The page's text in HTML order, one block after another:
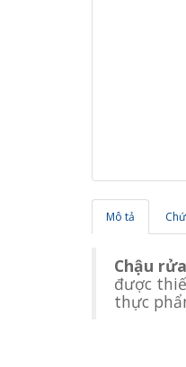
Mô tả
Chậu
được
thực